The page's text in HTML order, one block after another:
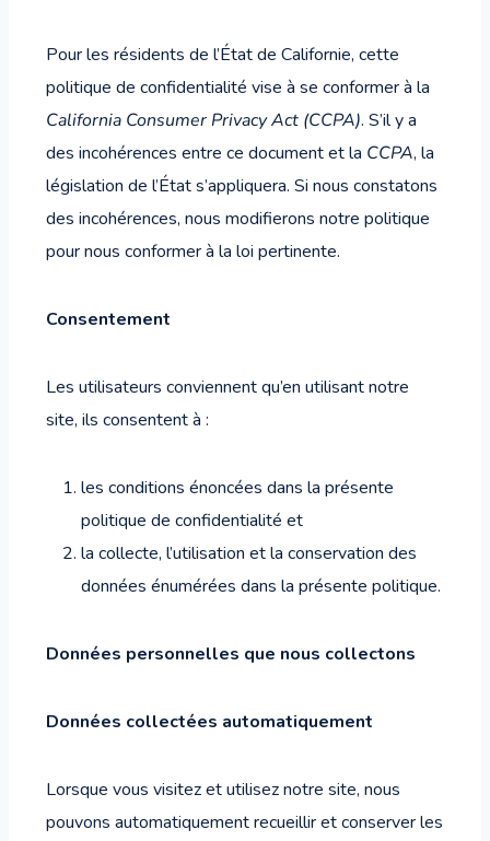
Pour les résidents de l’État de Californie, cette
politique de confidentialité vise à se conformer à la
California Consumer Privacy Act (CCPA). S’il y a
des incohérences entre ce document et la CCPA, la
législation de l’État s’appliquera. Si nous constatons
des incohérences, nous modifierons notre politique
pour nous conformer à la loi pertinente.
Consentement
Les utilisateurs conviennent qu’en utilisant notre
site, ils consentent à :
les conditions énoncées dans la présente
politique de confidentialité et
la collecte, l’utilisation et la conservation des
données énumérées dans la présente politique.
Données personnelles que nous collectons
Données collectées automatiquement
Lorsque vous visitez et utilisez notre site, nous
pouvons automatiquement recueillir et conserver les